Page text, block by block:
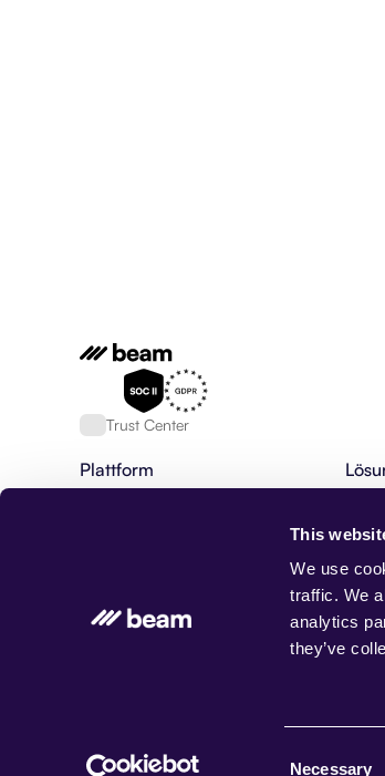
This
We use
traffic. We
analytics
they’ve
Necessary
Trust Center
Plattform
Plattform für KI Agenten
Datenbank, Speicher & Rag
Integrationen
BPO